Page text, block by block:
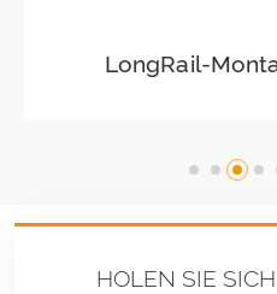
LongRail-
HOLEN SIE